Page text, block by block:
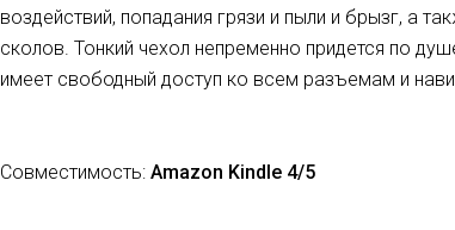
воздействий, попадания грязи и пыли и брызг, а
сколов. Тонкий чехол непременно придется по
имеет свободный доступ ко всем разъемам и
Совместимость: Amazon Kindle 4/5